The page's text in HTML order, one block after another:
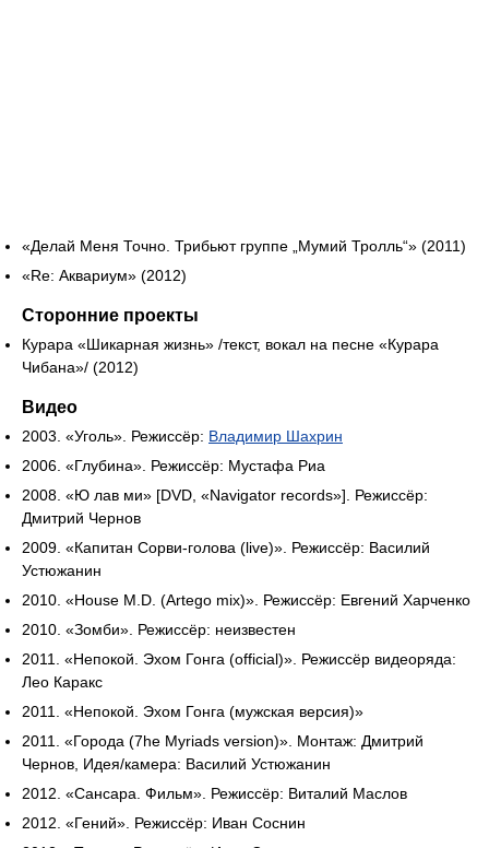
«Делай Меня Точно. Трибьют группе „Мумий Тролль“» (2011)
«Re: Аквариум» (2012)
Сторонние проекты
Курара «Шикарная жизнь» /текст, вокал на песне «Курара
Чибана»/ (2012)
Видео
2003. «Уголь». Режиссёр: Владимир Шахрин
2006. «Глубина». Режиссёр: Мустафа Риа
2008. «Ю лав ми» [DVD, «Navigator records»]. Режиссёр:
Дмитрий Чернов
2009. «Капитан Сорви-голова (live)». Режиссёр: Василий
Устюжанин
2010. «House M.D. (Artego mix)». Режиссёр: Евгений Харченко
2010. «Зомби». Режиссёр: неизвестен
2011. «Непокой. Эхом Гонга (official)». Режиссёр видеоряда:
Лео Каракс
2011. «Непокой. Эхом Гонга (мужская версия)»
2011. «Города (7he Myriads version)». Монтаж: Дмитрий
Чернов, Идея/камера: Василий Устюжанин
2012. «Сансара. Фильм». Режиссёр: Виталий Маслов
2012. «Гений». Режиссёр: Иван Соснин